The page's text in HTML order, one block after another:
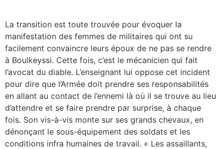
La transition est toute trouvée pour évoquer la
manifestation des femmes de militaires qui ont su
facilement convaincre leurs époux de ne pas se rendre
à Boulkeyssi. Cette fois, c’est le mécanicien qui fait
l’avocat du diable. L’enseignant lui oppose cet incident
pour dire que l’Armée doit prendre ses responsabilités
en allant au contact de l’ennemi là où il se trouve au lieu
d’attendre et se faire prendre par surprise, à chaque
fois. Son vis-à-vis monte sur ses grands chevaux, en
dénonçant le sous-équipement des soldats et les
conditions infra humaines de travail. « Les assaillants,